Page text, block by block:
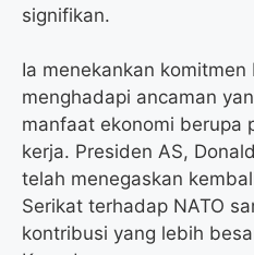
signifikan.
Ia menekankan
menghadapi ancaman
manfaat ekonomi berupa
kerja. Presiden AS,
telah menegaskan
Serikat terhadap NATO
kontribusi yang lebih